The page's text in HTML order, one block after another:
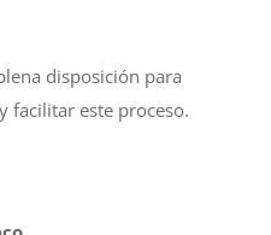
disposición para
facilitar este proceso.